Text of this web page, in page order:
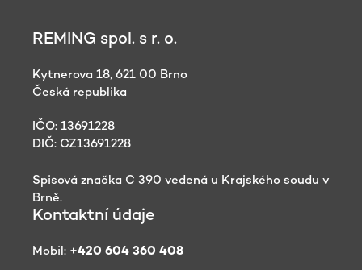
REMING spol. s r. o.
Kytnerova 18, 621 00 Brno
Česká republika
IČO: 13691228
DIČ: CZ13691228
Spisová značka C 390 vedená u Krajského soudu v
Brně.
Kontaktní údaje
Mobil: +420 604 360 408